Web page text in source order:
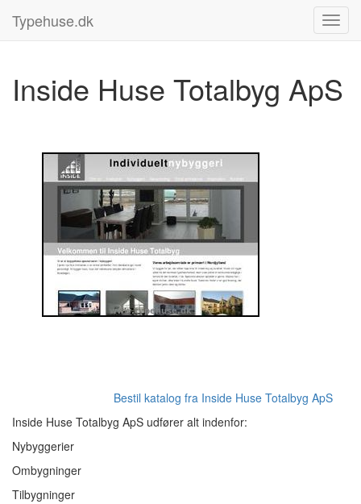
Typehuse.dk
Inside Huse Totalbyg ApS
Bestil katalog fra Inside Huse Totalbyg ApS
Inside Huse Totalbyg ApS udfører alt indenfor:
Nybyggerier
Ombygninger
Tilbygninger